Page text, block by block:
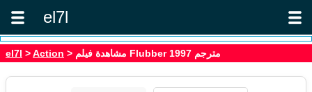
el7l
el7l >Action > مشاهدة فيلم Flubber 1997 مترجم